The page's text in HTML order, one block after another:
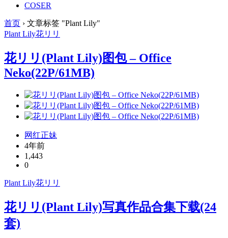
COSER
首页 › 文章标签 "Plant Lily"
Plant Lily花リリ
花リリ(Plant Lily)图包 – Office
Neko(22P/61MB)
网红正妹
4年前
1,443
0
Plant Lily花リリ
花リリ(Plant Lily)写真作品合集下载(24
套)